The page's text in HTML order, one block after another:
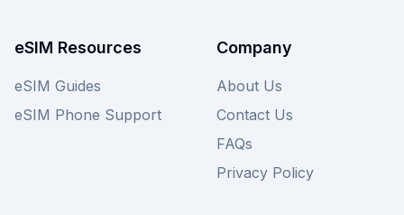
eSIM Resources
eSIM Guides
eSIM Phone Support
Company
About Us
Contact Us
FAQs
Privacy Policy